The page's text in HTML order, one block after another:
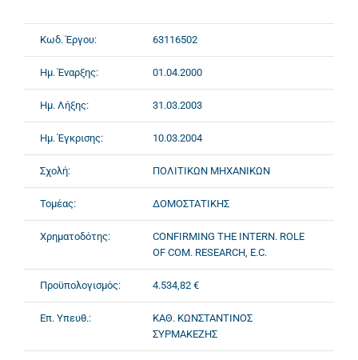
Κωδ. Έργου: 63116502
Ημ. Έναρξης: 01.04.2000
Ημ. Λήξης: 31.03.2003
Ημ. Έγκρισης: 10.03.2004
Σχολή: ΠΟΛΙΤΙΚΩΝ ΜΗΧΑΝΙΚΩΝ
Τομέας: ΔΟΜΟΣΤΑΤΙΚΗΣ
Χρηματοδότης:
CONFIRMING THE INTERN. ROLE
OF COM. RESEARCH, E.C.
Προϋπολογισμός: 4.534,82 €
Επ. Υπευθ.:
ΚΑΘ. ΚΩΝΣΤΑΝΤΙΝΟΣ
ΣΥΡΜΑΚΕΖΗΣ